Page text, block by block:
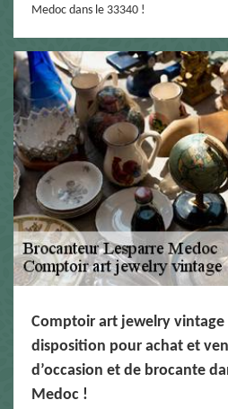
Medoc dans le 33340 !
Comptoir art jewelry vintage
disposition pour achat et
d’occasion et de brocante
Medoc !